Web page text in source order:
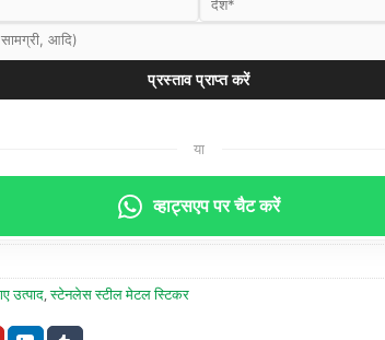
या
व्हाट्सएप पर चैट करें
उत्पाद,स्टेनलेस स्टील मेटल स्टिकर